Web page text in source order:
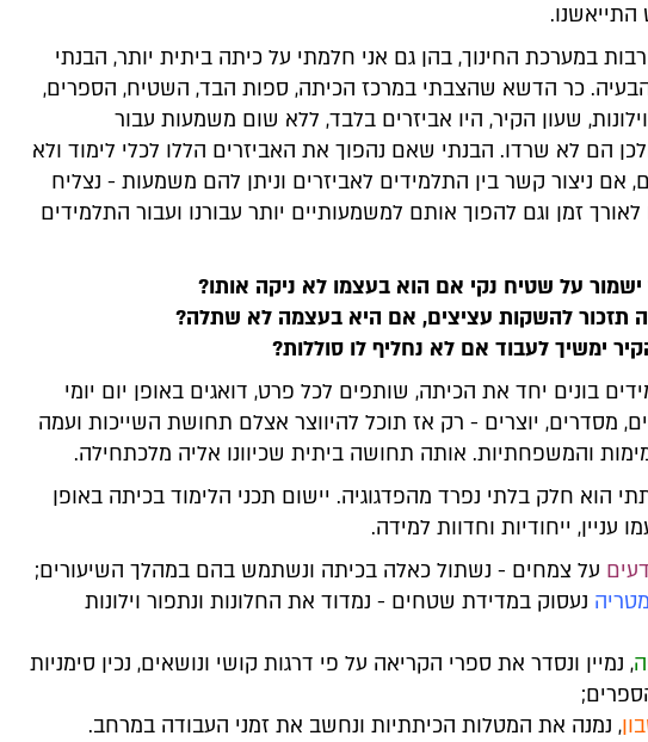
התייאשנו.
במערכת החינוך, בהן גם אני חלמתי על כיתה ביתית יותר, הבנתי
הבעיה. כר הדשא שהצבתי במרכז הכיתה, ספות הבד, השטיח, הספרים,
שעון הקיר, היו אביזרים בלבד, ללא שום משמעות עבור
הם לא שרדו. הבנתי שאם נהפוך את האביזרים הללו לכלי לימוד ולא
אם ניצור קשר בין התלמידים לאביזרים וניתן להם משמעות - נצליח
זמן וגם להפוך אותם למשמעותיים יותר עבורנו ועבור התלמידים
ישמור על שטיח נקי אם הוא בעצמו לא ניקה אותו?
תזכור להשקות עציצים, אם היא בעצמה לא שתלה?
ימשיך לעבוד אם לא נחליף לו סוללות?
בונים יחד את הכיתה, שותפים לכל פרט, דואגים באופן יום יומי
מסדרים, יוצרים - רק אז תוכל להיווצר אצלם תחושת השייכות ועמה
והמשפחתיות. אותה תחושה ביתית שכיוונו אליה מלכתחילה.
הוא חלק בלתי נפרד מהפדגוגיה. יישום תכני הלימוד בכיתה באופן
עניין, ייחודיות וחדוות למידה.
על צמחים - נשתול כאלה בכיתה ונשתמש בהם במהלך השיעורים;
נעסוק במדידת שטחים - נמדוד את החלונות ונתפור וילונות
, נמיין ונסדר את ספרי הקריאה על פי דרגות קושי ונושאים, נכין סימניות
, נמנה את המטלות הכיתתיות ונחשב את זמני העבודה במרחב.